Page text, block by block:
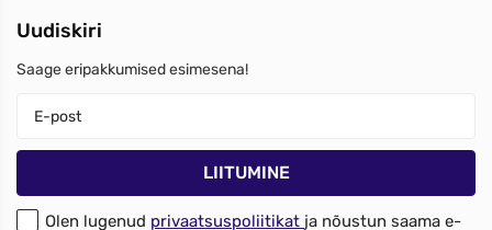
Uudiskiri
Saage eripakkumised esimesena!
Olen lugenud privaatsuspoliitikat ja nõustun saama e-